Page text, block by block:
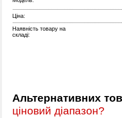
Ціна:
Наявність товару на
складі:
Альтернативних
ціновий діапазон?